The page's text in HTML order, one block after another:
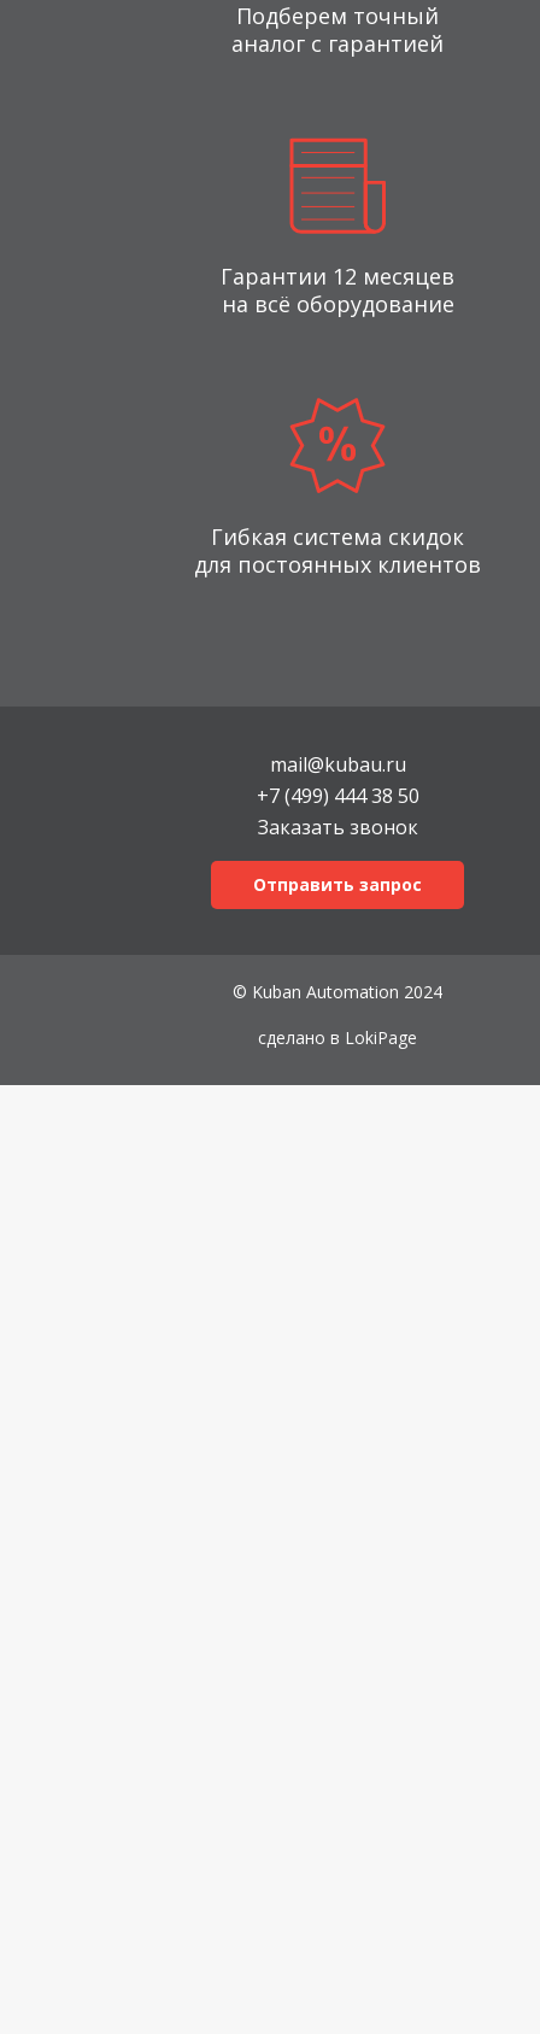
Подберем точный
аналог с гарантией
Гарантии 12 месяцев
на всё оборудование
Гибкая система скидок
для постоянных клиентов
mail@kubau.ru
+7 (499) 444 38 50
Заказать звонок
Отправить запрос
© Kuban Automation 2024
сделано в LokiPage